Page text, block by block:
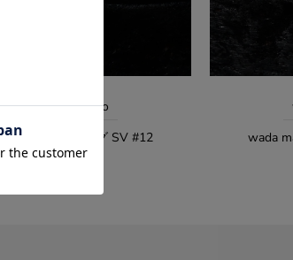
wada maki / Fuligo
/ 時空 光リング SV #12
¥19,800
wada